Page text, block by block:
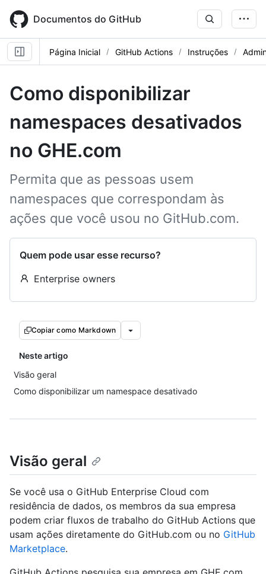
main
content
Documentos do GitHub
Página Inicial GitHub Actions Instruções
Como disponibilizar
namespaces desativados
no GHE.com
Permita que as pessoas usem
namespaces que correspondam às
ações que você usou no GitHub.com.
Quem pode usar esse recurso?
Enterprise owners
Copiar como Markdown
Neste artigo
Visão geral
Como disponibilizar um namespace desativado
Visão geral
Se você usa o GitHub Enterprise Cloud com
residência de dados, os membros da sua empresa
podem criar fluxos de trabalho do GitHub Actions que
usam ações diretamente do GitHub.com ou no GitHub
Marketplace.